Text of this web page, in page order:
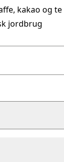
kakao og te
jordbrug